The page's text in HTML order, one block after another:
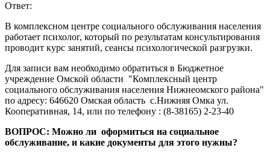
Ответ:
В комплексном центре социального обслуживания населения
работает психолог, который по результатам консультирования
проводит курс занятий, сеансы психологической разгрузки.
Для записи вам необходимо обратиться в Бюджетное
учреждение Омской области "Комплексный центр
социального обслуживания населения Нижнеомского района"
по адресу: 646620 Омская область с.Нижняя Омка ул.
Кооперативная, 14, или по телефону : (8-38165) 2-23-40
ВОПРОС: Можно ли оформиться на социальное
обслуживание, и какие документы для этого нужны?